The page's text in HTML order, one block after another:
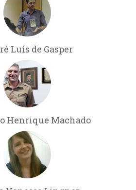
Luís de Gasper
Henrique Machado